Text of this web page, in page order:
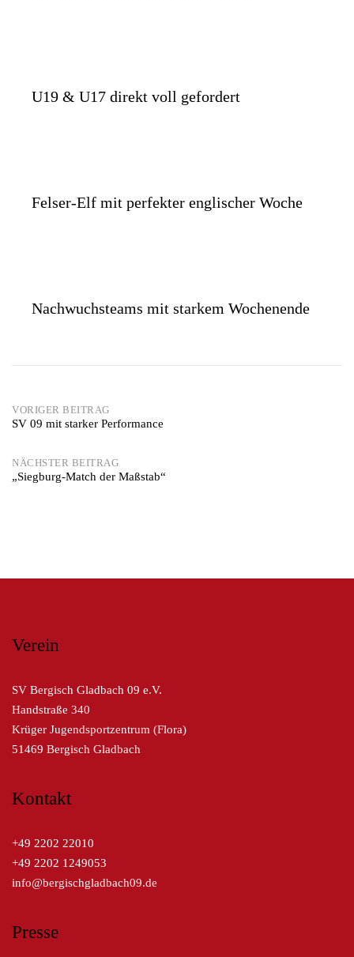
U19 & U17 direkt voll gefordert
Felser-Elf mit perfekter englischer Woche
Nachwuchsteams mit starkem Wochenende
Post
VORIGER BEITRAG
SV 09 mit starker Performance
NÄCHSTER BEITRAG
„Siegburg-Match der Maßstab“
Verein
SV Bergisch Gladbach 09 e.V.
Handstraße 340
Krüger Jugendsportzentrum (Flora)
51469 Bergisch Gladbach
Kontakt
+49 2202 22010
+49 2202 1249053
info@bergischgladbach09.de
Presse